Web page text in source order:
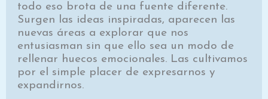
todo eso brota de una fuente diferente.
Surgen las ideas inspiradas, aparecen las
nuevas áreas a explorar que nos
entusiasman sin que ello sea un modo de
rellenar huecos emocionales. Las cultivamos
por el simple placer de expresarnos y
expandirnos.